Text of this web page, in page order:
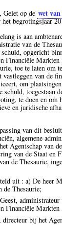
Gelet op de wet
begrotingsjaar
is aan
van de
opgericht
Financiële Markten
toe te laten om
vastleggen van de
om
schuld, toegestaan
te doen en om
en juridische
van dit
algemene
Agentschap van
van de Staat en
de Thesaurie,
uit : a) De heer
de Thesaurie;
Financiële Markten
directeur bij het